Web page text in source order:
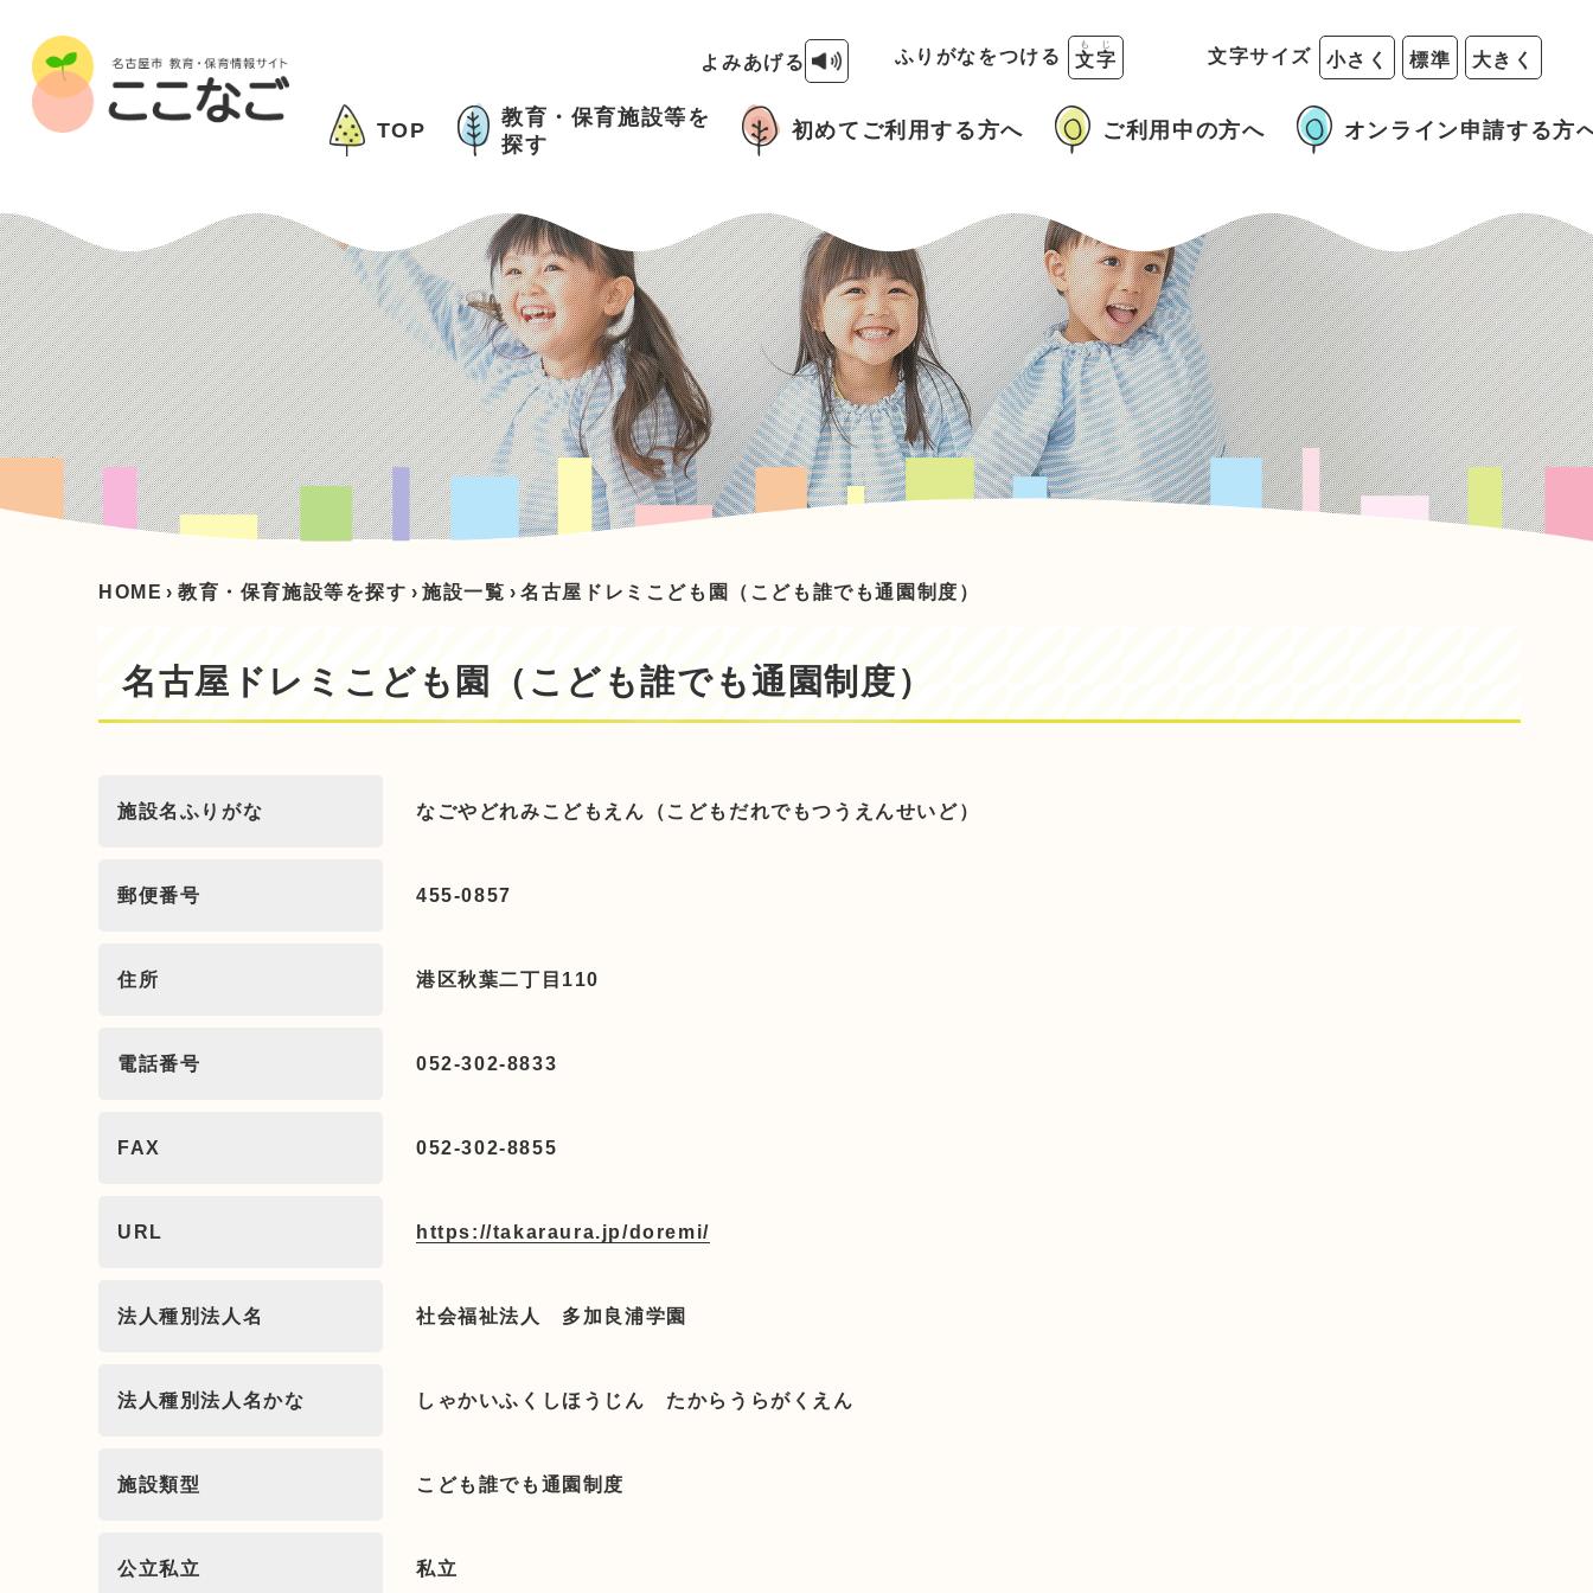
よみあげる ふりがなをつける 文
も
字
じ
文字サイズ 小さく 標準 大きく
TOP
教育・保育施設等を
探す
初めてご利用する方へ ご利用中の方へ オンライン申請する方
名古屋ドレミこども園（こども誰でも通園制度）
HOME › 教育・保育施設等を探す › 施設一覧 › 名古屋ドレミこども園（こども誰でも通園制度）
施設名ふりがな なごやどれみこどもえん（こどもだれでもつうえんせいど）
郵便番号 455-0857
住所 港区秋葉二丁目110
電話番号 052-302-8833
FAX 052-302-8855
URL https://takaraura.jp/doremi/
法人種別法人名 社会福祉法人 多加良浦学園
法人種別法人名かな しゃかいふくしほうじん たからうらがくえん
施設類型 こども誰でも通園制度
公立私立 私立